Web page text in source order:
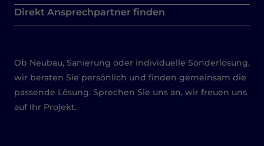
Direkt Ansprechpartner finden
Ob Neubau, Sanierung oder individuelle Sonderlösung,
wir beraten Sie persönlich und finden gemeinsam die
passende Lösung. Sprechen Sie uns an, wir freuen uns
auf Ihr Projekt.